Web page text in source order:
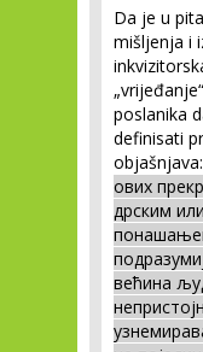
Da je u
mišljenja i
poslanika
definisati
ових
дрским
већина